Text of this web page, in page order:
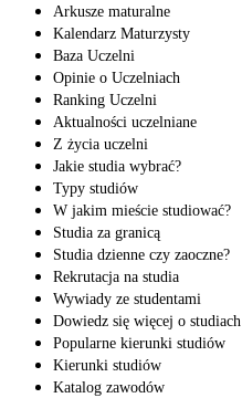
Arkusze maturalne
Kalendarz Maturzysty
Baza Uczelni
Opinie o Uczelniach
Ranking Uczelni
Aktualności uczelniane
Z życia uczelni
Jakie studia wybrać?
Typy studiów
W jakim mieście studiować?
Studia za granicą
Studia dzienne czy zaoczne?
Rekrutacja na studia
Wywiady ze studentami
Dowiedz się więcej o studiach
Popularne kierunki studiów
Kierunki studiów
Katalog zawodów